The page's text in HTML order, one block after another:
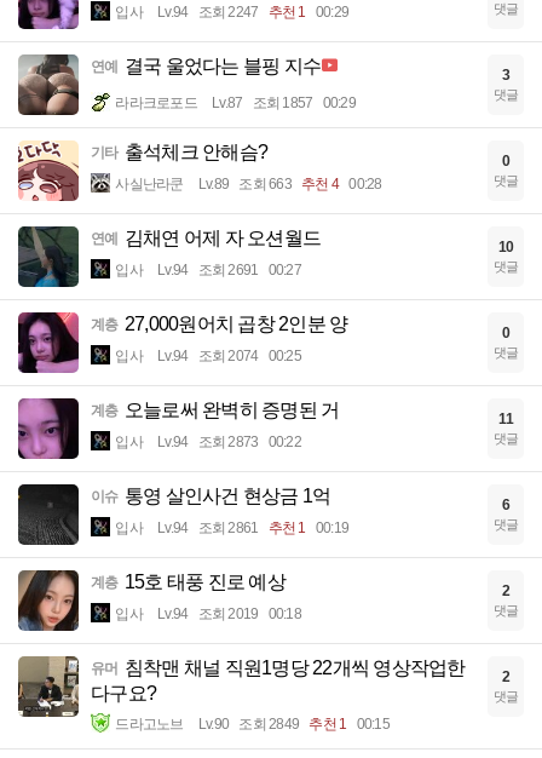
입사 Lv.94 조회 2247 추천 1 00:29 댓글
연예 결국 울었다는 블핑 지수
라라크로포드 Lv.87 조회 1857 00:29
3
댓글
기타 출석체크 안해슴?
사실난라쿤 Lv.89 조회 663 추천 4 00:28
0
댓글
연예 김채연 어제 자 오션월드
입사 Lv.94 조회 2691 00:27
10
댓글
계층 27,000원어치 곱창 2인분 양
입사 Lv.94 조회 2074 00:25
0
댓글
계층 오늘로써 완벽히 증명된 거
입사 Lv.94 조회 2873 00:22
11
댓글
이슈 통영 살인사건 현상금 1억
입사 Lv.94 조회 2861 추천 1 00:19
6
댓글
계층 15호 태풍 진로 예상
입사 Lv.94 조회 2019 00:18
2
댓글
유머 침착맨 채널 직원1명당 22개씩 영상작업한
다구요?
드라고노브 Lv.90 조회 2849 추천 1 00:15
2
댓글